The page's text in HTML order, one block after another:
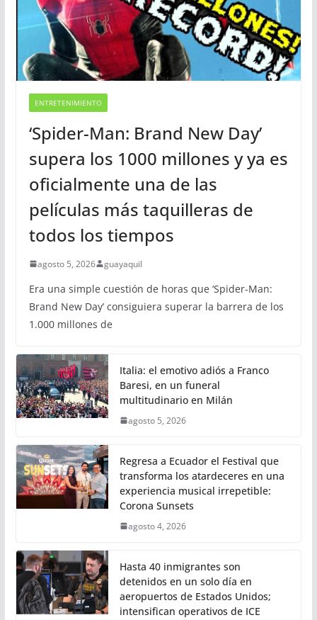
ENTRETENIMIENTO
‘Spider-Man: Brand New Day’
supera los 1000 millones y ya es
oficialmente una de las
películas más taquilleras de
todos los tiempos
agosto 5, 2026 guayaquil
Era una simple cuestión de horas que ‘Spider-Man:
Brand New Day’ consiguiera superar la barrera de los
1.000 millones de
Italia: el emotivo adiós a Franco
Baresi, en un funeral
multitudinario en Milán
agosto 5, 2026
Regresa a Ecuador el Festival que
transforma los atardeceres en una
experiencia musical irrepetible:
Corona Sunsets
agosto 4, 2026
Hasta 40 inmigrantes son
detenidos en un solo día en
aeropuertos de Estados Unidos;
intensifican operativos de ICE